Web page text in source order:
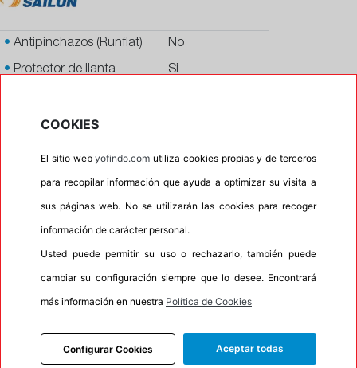
• Antipinchazos (Runflat) No
• Protector de llanta Si
Letras blancas
Banda blanca No
No
Calidad BUDGET
P.O.R. No
Oportunidad No
Etiqueta energética Información Eprel
COOKIES
El sitio webyofindo.com utiliza cookies propias y de terceros
para recopilar información que ayuda a optimizar su visita a
sus páginas web. No se utilizarán las cookies para recoger
información de carácter personal.
Usted puede permitir su uso o rechazarlo, también puede
cambiar su configuración siempre que lo desee. Encontrará
más información en nuestra Política de Cookies
Configurar Cookies Aceptar todas